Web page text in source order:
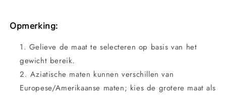
Opmerking:
Gelieve de maat te selecteren op basis van het
gewicht bereik.
Aziatische maten kunnen verschillen van
Europese/Amerikaanse maten; kies de grotere maat als